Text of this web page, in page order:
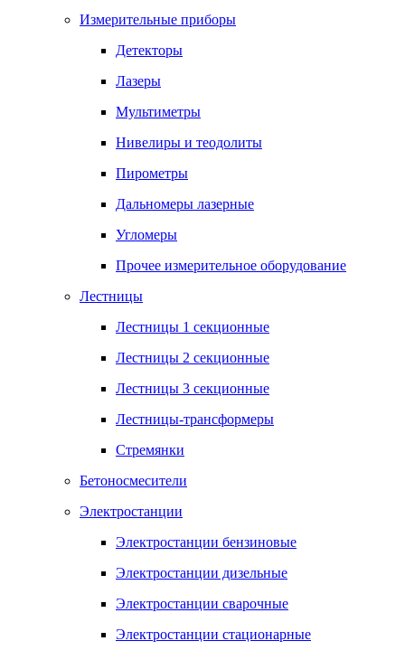
Измерительные приборы
Детекторы
Лазеры
Мультиметры
Нивелиры и теодолиты
Пирометры
Дальномеры лазерные
Угломеры
Прочее измерительное оборудование
Лестницы
Лестницы 1 секционные
Лестницы 2 секционные
Лестницы 3 секционные
Лестницы-трансформеры
Стремянки
Бетоносмесители
Электростанции
Электростанции бензиновые
Электростанции дизельные
Электростанции сварочные
Электростанции стационарные